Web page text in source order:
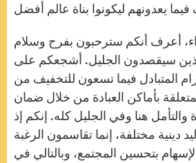
أعرف أنكم سترحبون بفرح وسلام
سيقصدون الجليل. أشجعكم على
المتبادل فيما تسعون للتخفيف من
بأماكن العبادة من خلال ضمان
والتأمل هنا وفي الجليل كله. إنكم إذ
دينية مختلفة، إنما تقاسمون الرغبة
بتحسين المجتمع، وبالتالي في